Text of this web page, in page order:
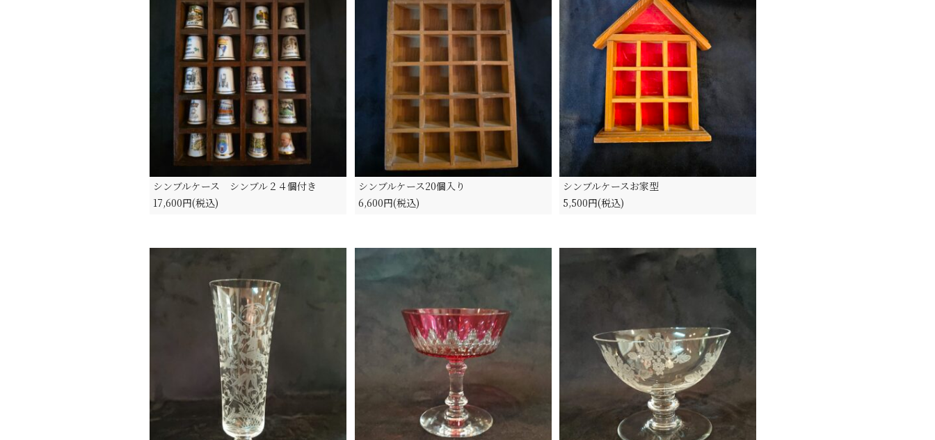
シンブルケース シンブル２４個付き
17,600円(税込)
シンブルケース20個入り
6,600円(税込)
シンブルケースお家型
5,500円(税込)